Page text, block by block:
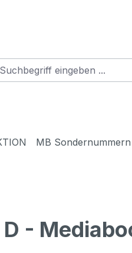
MB Sondernummern
D -